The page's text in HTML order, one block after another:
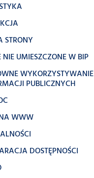
STRONY
NIE UMIESZCZONE W BIP
WYKORZYSTYWANIE
PUBLICZNYCH
WWW
DOSTĘPNOŚCI